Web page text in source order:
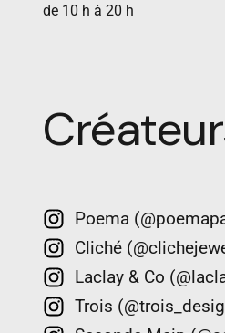
de 10 h à 20 h
Poema
Cliché
Laclay & Co
Trois